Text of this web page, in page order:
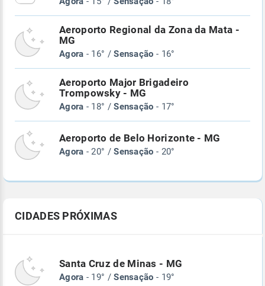
Aeroporto Regional da Zona da Mata -
MG
Agora - 16° /Sensação - 16°
Aeroporto Major Brigadeiro
Trompowsky - MG
Agora - 18° /Sensação - 17°
Aeroporto de Belo Horizonte - MG
Agora - 20° /Sensação - 20°
CIDADES PRÓXIMAS
Santa Cruz de Minas - MG
Agora - 19° /Sensação - 19°